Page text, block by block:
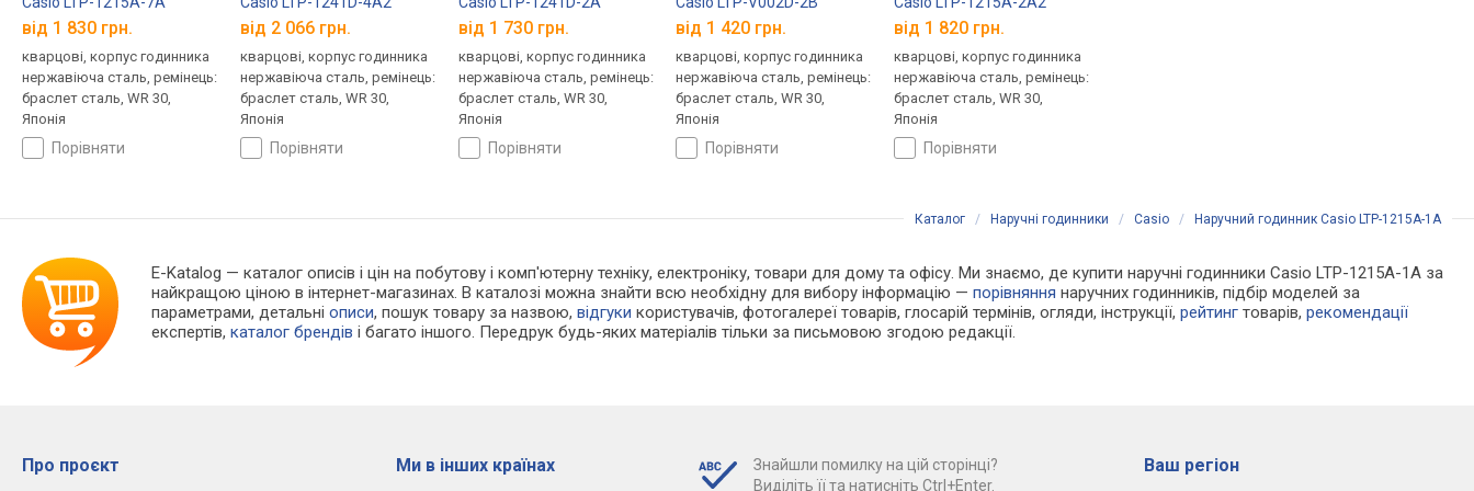
від 1 830 грн.
кварцові, корпус годинника
нержавіюча сталь, ремінець:
браслет сталь, WR 30,
Японія
порівняти
від 2 066 грн.
кварцові, корпус годинника
нержавіюча сталь, ремінець:
браслет сталь, WR 30,
Японія
порівняти
від 1 730 грн.
кварцові, корпус годинника
нержавіюча сталь, ремінець:
браслет сталь, WR 30,
Японія
порівняти
від 1 420 грн.
кварцові, корпус годинника
нержавіюча сталь, ремінець:
браслет сталь, WR 30,
Японія
порівняти
від 1 820 грн.
кварцові, корпус годинника
нержавіюча сталь, ремінець:
браслет сталь, WR 30,
Японія
порівняти
Каталог / Наручні годинники / Casio / Наручний годинник Casio LTP-1215A-1A
E-Katalog — каталог описів і цін на побутову і комп'ютерну техніку, електроніку, товари для дому та офісу. Ми знаємо, де купити наручні годинники Casio LTP-1215A-1A за
найкращою ціною в інтернет-магазинах. В каталозі можна знайти всю необхідну для вибору інформацію —порівняння наручних годинників, підбір моделей за
параметрами, детальніописи, пошук товару за назвою,відгуки користувачів, фотогалереї товарів, глосарій термінів, огляди, інструкції,рейтинг товарів,рекомендації
експертів,каталог брендів і багато іншого. Передрук будь-яких матеріалів тільки за письмовою згодою редакції.
Про проєкт Ми в інших країнах
Знайшли помилку на цій сторінці?
Виділіть її та натисніть Ctrl+Enter.
Ваш регіон